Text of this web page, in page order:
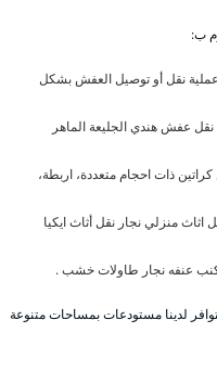
ب:
نقل أو توصيل العفش بشكل
عفش هندي الجليعة الماهر
ذات احجام متعددة، اربطة،
منزلي نجار نقل أثاث ايكيا
كنب عنفه نجار طاولات خشب .
لدينا مستودعات بمساحات متنوعة